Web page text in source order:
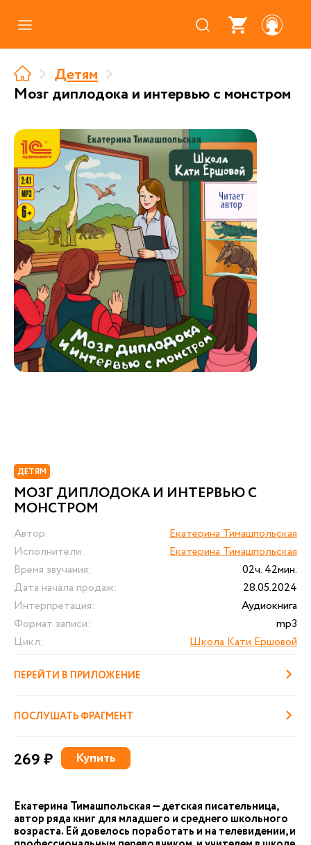
Где купить
О нас
Партнерам
Детям
Мозг диплодока и интервью с монстром
ДЕТЯМ
МОЗГ ДИПЛОДОКА И ИНТЕРВЬЮ С
МОНСТРОМ
Автор:
Екатерина Тимашпольская
Исполнители:
Екатерина Тимашпольская
Время звучания:
02ч. 42мин.
Дата начала продаж:
28.05.2024
Интерпретация:
Аудиокнига
Формат записи:
mp3
Цикл:
Школа Кати Ершовой
ПЕРЕЙТИ В ПРИЛОЖЕНИЕ
ПОСЛУШАТЬ ФРАГМЕНТ
269 ₽ Купить
Екатерина Тимашпольская — детская писательница,
автор ряда книг для младшего и среднего школьного
возраста. Ей довелось поработать и на телевидении, и